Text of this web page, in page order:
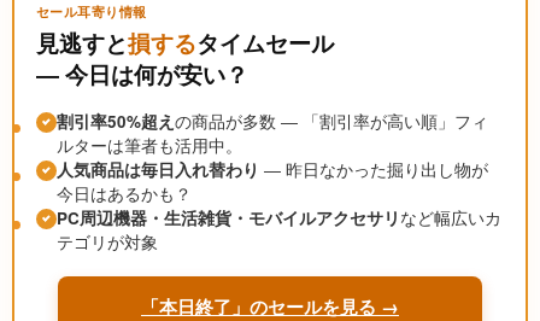
セール耳寄り情報
見逃すと損するタイムセール
― 今日は何が安い？
割引率50%超え の商品が多数 ― 「割引率が高い順」フィ
ルターは筆者も活用中。
人気商品は毎日入れ替わり ― 昨日なかった掘り出し物が
今日はあるかも？
PC周辺機器・生活雑貨・モバイルアクセサリ など幅広いカ
テゴリが対象
「本日終了」のセールを見る →